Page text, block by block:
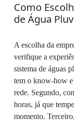
Como
de Água
A escolha da
verifique a
sistema de águas
tem o know-how e
rede. Segundo,
horas, já que
momento.